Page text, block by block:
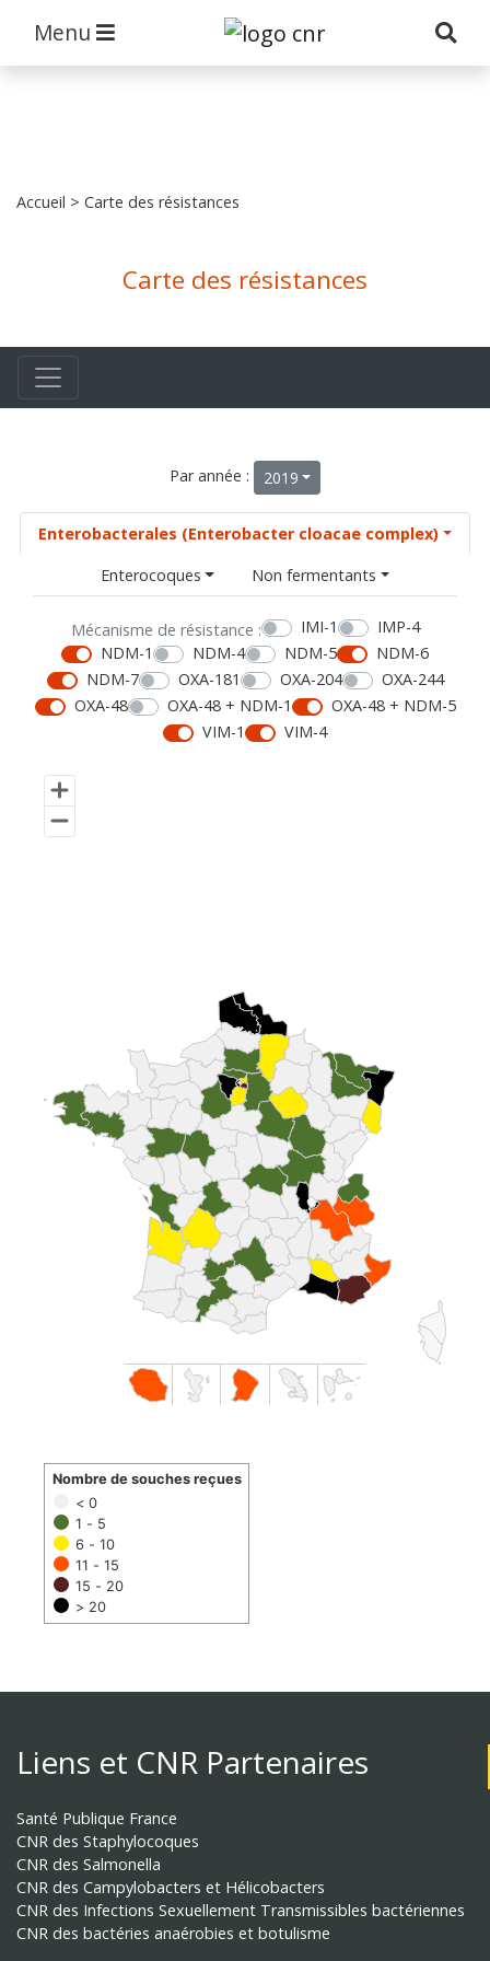
Menu
Accueil > Carte des résistances
Carte des résistances
Par année : 2019
Enterobacterales (Enterobacter cloacae complex)
Enterocoques
Non fermentants
Mécanisme de résistance : IMI-1
IMP-4
NDM-1
NDM-4 NDM-5
NDM-6
NDM-7
OXA-181 OXA-204
OXA-244
OXA-48
OXA-48 + NDM-1
OXA-48 + NDM-5
VIM-1
VIM-4
< 0
1 - 5
6 - 10
11 - 15
15 - 20
> 20
Nombre de souches reçues
Liens et CNR Partenaires
Santé Publique France
CNR des Staphylocoques
CNR des Salmonella
CNR des Campylobacters et Hélicobacters
CNR des Infections Sexuellement Transmissibles bactériennes
CNR des bactéries anaérobies et botulisme